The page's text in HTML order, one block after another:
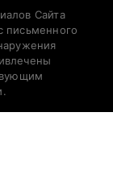
Сайта
письменного